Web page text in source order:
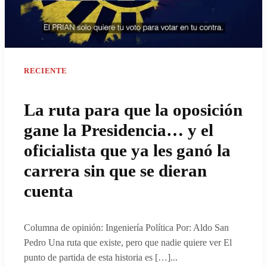
RECIENTE
La ruta para que la oposición
gane la Presidencia… y el
oficialista que ya les ganó la
carrera sin que se dieran
cuenta
Columna de opinión: Ingeniería Política Por: Aldo San
Pedro Una ruta que existe, pero que nadie quiere ver El
punto de partida de esta historia es […]...